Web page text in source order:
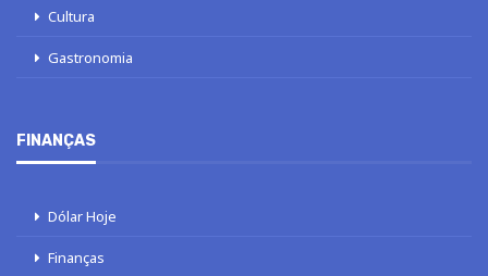
Cultura
Gastronomia
FINANÇAS
Dólar Hoje
Finanças